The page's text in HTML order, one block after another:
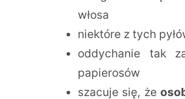
włosa
niektóre z tych
oddychanie tak
papierosów
szacuje się, że